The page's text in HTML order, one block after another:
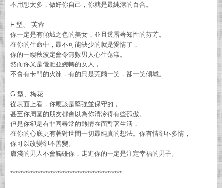
不用想太多，做好你自己，你就是最純潔的百合。
F 型、 芙蓉
你一定是有傾城之色的美女，並且透露著知性的芬芳。
在你的生命中，最不可能缺少的就是愛情了，
你的一縷秋波定會令無數男人心生蕩漾。
然而你又是優雅並婉轉的女人，
不會有卡門的火辣，有的只是莞爾一笑，卻一笑傾城。
G 型、梅花
從表面上看，你應該是堅強並保守的，
甚至你周圍的朋友都會以為你清冷得有些孤傲。
但是你卻是有非同尋常的熱情在面對著生活，
在你的心底更有著對世間一切最純真的想法。你有情卻不多情，
你可以改變卻不善變。
膚淺的男人不會觸碰你，走進你的一定是注定幸福的男子。
*********************************************